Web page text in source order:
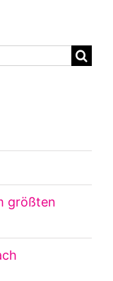
größten